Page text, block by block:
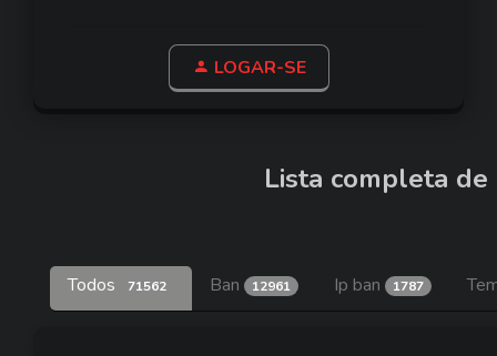
LOGAR-SE
Lista completa
Todos 71562 Ban 12961 Ip ban 1787